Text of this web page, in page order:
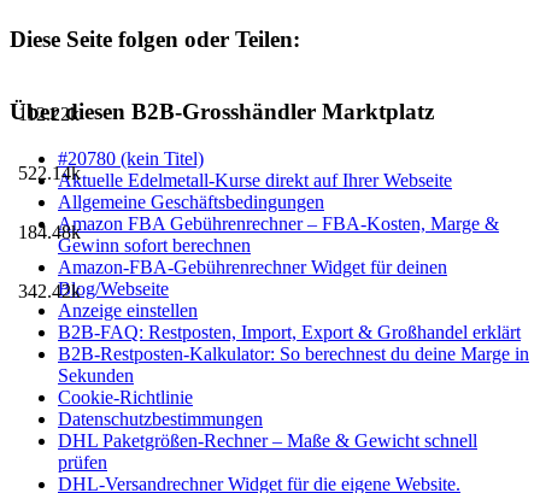
Diese Seite folgen oder Teilen:
112.22k
522.14k
184.48k
342.42k
Über diesen B2B-Grosshändler Marktplatz
#20780 (kein Titel)
Aktuelle Edelmetall-Kurse direkt auf Ihrer Webseite
Allgemeine Geschäftsbedingungen
Amazon FBA Gebührenrechner – FBA-Kosten, Marge &
Gewinn sofort berechnen
Amazon-FBA-Gebührenrechner Widget für deinen
Blog/Webseite
Anzeige einstellen
B2B-FAQ: Restposten, Import, Export & Großhandel erklärt
B2B-Restposten-Kalkulator: So berechnest du deine Marge in
Sekunden
Cookie-Richtlinie
Datenschutzbestimmungen
DHL Paketgrößen-Rechner – Maße & Gewicht schnell
prüfen
DHL-Versandrechner Widget für die eigene Website.